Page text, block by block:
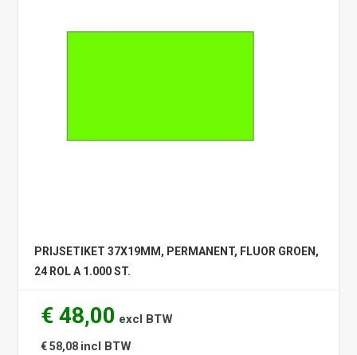
PRIJSETIKET 37X19MM, PERMANENT, FLUOR GROEN,
24 ROL A 1.000 ST.
€ 48,00 excl BTW
€ 58,08 incl BTW